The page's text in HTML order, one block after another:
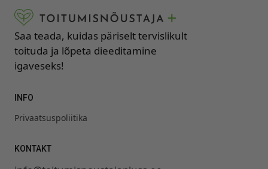
Saa teada, kuidas päriselt tervislikult
toituda ja lõpeta dieeditamine
igaveseks!
INFO
Privaatsuspoliitika
KONTAKT